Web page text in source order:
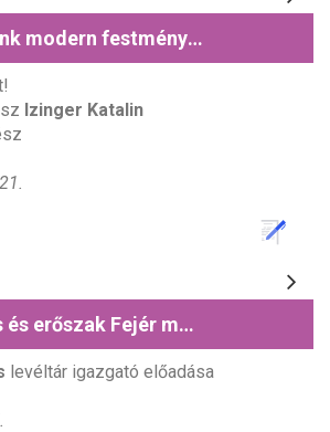
Hogyan nézzünk modern festményt?
Izinger Katalin
Kollektivizálás és erőszak Fejér megyében 1956 után
levéltár igazgató előadása